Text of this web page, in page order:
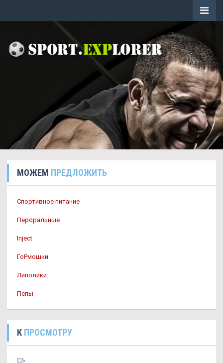
МОЖЕМ ПРЕДЛОЖИТЬ
Спортивное питание
Пероральные
Inject
ГоРмошки
Липолики
Пепы
К ПРОСМОТРУ